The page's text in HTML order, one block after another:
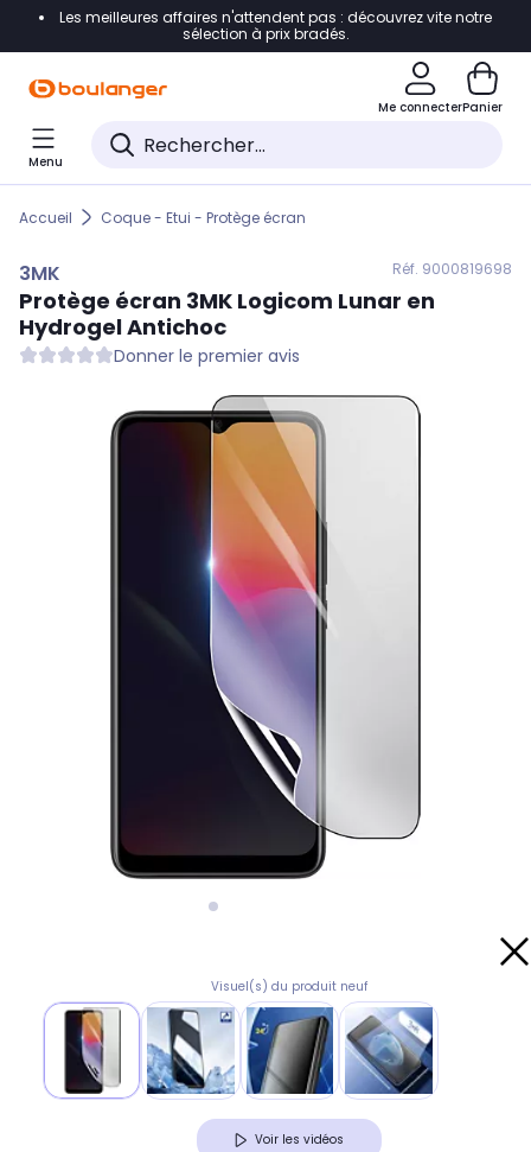
Accéder directement à la navigation
Accéder directement au pied de page
Accéder directement au chatbot
Les meilleures affaires n'attendent pas : découvrez vite notre
sélection à prix bradés.
Me connecterPanier
Menu
Accueil Coque - Etui - Protège écran
3MK Réf. 9000819698
Protège écran 3MK Logicom Lunar en
Hydrogel Antichoc
Donner le premier avis
Visuel(s) du produit neuf
Voir les vidéos